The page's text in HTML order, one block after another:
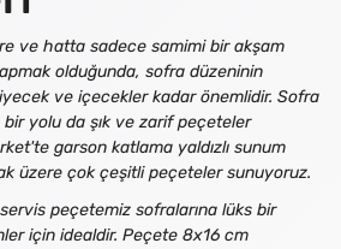
ve hatta sadece samimi bir akşam
olduğunda, sofra düzeninin
ve içecekler kadar önemlidir. Sofra
yolu da şık ve zarif peçeteler
garson katlama yaldızlı sunum
üzere çok çeşitli peçeteler sunuyoruz.
peçetemiz sofralarına lüks bir
için idealdir. Peçete 8x16 cm